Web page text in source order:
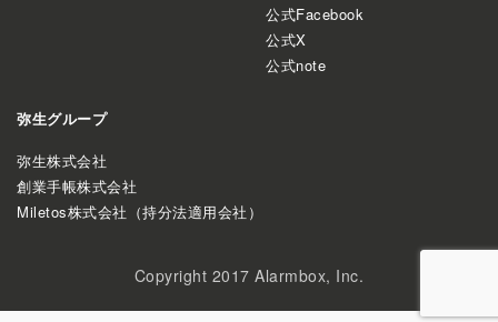
公式Facebook
公式X
公式note
弥生グループ
弥生株式会社
創業手帳株式会社
Miletos株式会社（持分法適用会社）
Copyright 2017 Alarmbox, Inc.